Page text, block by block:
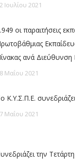
Ιουλίου 2021
οι παραιτήσεις
ανά Διεύθυνση
Μαΐου 2021
Κ.Υ.Σ.Π.Ε.
Μαΐου 2021
την